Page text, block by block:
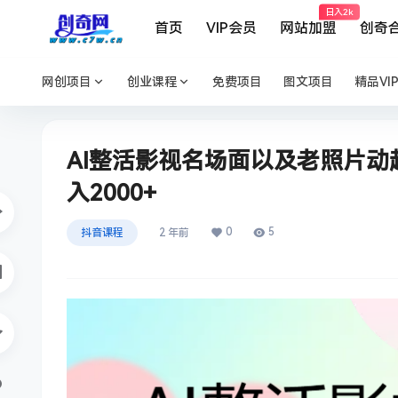
首页 VIP会员 网站加盟
日入2k
创奇
网创项目 创业课程 免费项目 图文项目 精品
AI整活影视名场面以及老照片
入2000+
抖音课程 2 年前 0 5